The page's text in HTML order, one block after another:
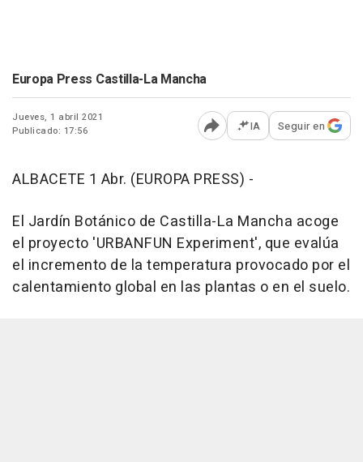
Europa Press Castilla-La Mancha
Jueves, 1 abril 2021
Publicado: 17:56
Abrir opciones para
IA Seguir en
ALBACETE 1 Abr. (EUROPA PRESS) -
El Jardín Botánico de Castilla-La Mancha acoge
el proyecto 'URBANFUN Experiment', que evalúa
el incremento de la temperatura provocado por el
calentamiento global en las plantas o en el suelo.